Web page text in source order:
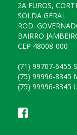
2A FUROS,
SOLDA GERAL
ROD.
BAIRRO
CEP 48008-000
(71) 99707-6455
(75) 99996-8345
(75) 99996-8345